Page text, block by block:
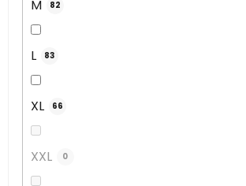
M 82
L 83
XL 66
XXL 0